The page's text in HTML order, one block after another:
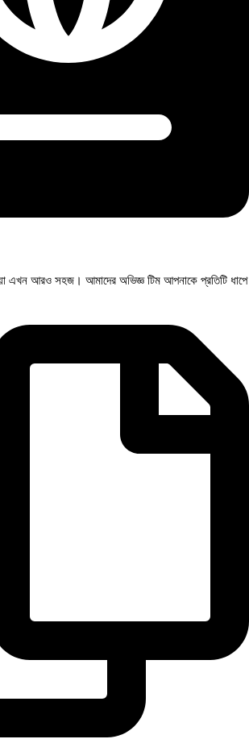
এখন আরও সহজ। আমাদের অভিজ্ঞ টিম আপনাকে প্রতিটি ধাপে